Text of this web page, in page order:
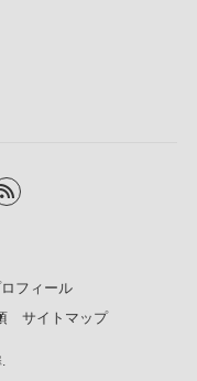
フィール
サイトマップ